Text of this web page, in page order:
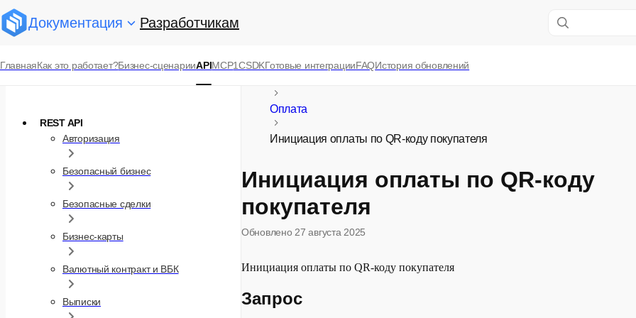
Документация Разработчикам
ГлавнаяКак это работает?Бизнес-сценарииAPIMCP1СSDKГотовые интеграцииFAQИстория обновлений
REST API
Авторизация
Безопасный бизнес
Безопасные сделки
Бизнес-карты
Валютный контракт и ВБК
Выписки
Оплата
Инициация оплаты по QR-коду покупателя
Инициация оплаты по QR-коду
покупателя
Обновлено 27 августа 2025
Инициация оплаты по QR-коду покупателя
Запрос